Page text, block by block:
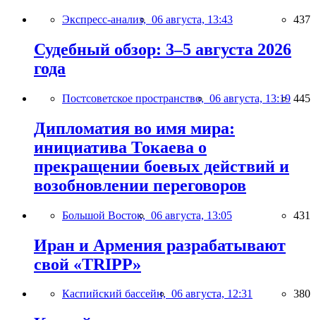
Экспресс-анализ, 06 августа, 13:43 437
Судебный обзор: 3–5 августа 2026
года
Постсоветское пространство, 06 августа, 13:19 445
Дипломатия во имя мира:
инициатива Токаева о
прекращении боевых действий и
возобновлении переговоров
Большой Восток, 06 августа, 13:05 431
Иран и Армения разрабатывают
свой «TRIPP»
Каспийский бассейн, 06 августа, 12:31 380